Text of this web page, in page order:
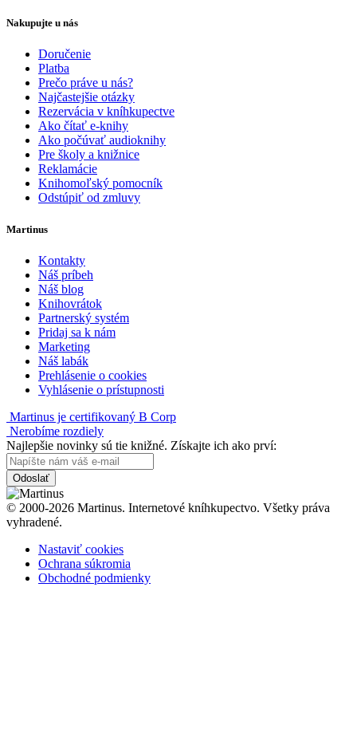
Nakupujte u nás
Doručenie
Platba
Prečo práve u nás?
Najčastejšie otázky
Rezervácia v kníhkupectve
Ako čítať e-knihy
Ako počúvať audioknihy
Pre školy a knižnice
Reklamácie
Knihomoľský pomocník
Odstúpiť od zmluvy
Martinus
Kontakty
Náš príbeh
Náš blog
Knihovrátok
Partnerský systém
Pridaj sa k nám
Marketing
Náš labák
Prehlásenie o cookies
Vyhlásenie o prístupnosti
Martinus je certifikovaný B Corp
Nerobíme rozdiely
Najlepšie novinky sú tie knižné. Získajte ich ako prví:
Odoslať
© 2000-2026 Martinus. Internetové kníhkupectvo. Všetky práva
vyhradené.
Nastaviť cookies
Ochrana súkromia
Obchodné podmienky